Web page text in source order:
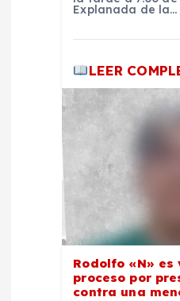
Explanada de la…
LEER
Rodolfo «N» es
proceso por
contra una